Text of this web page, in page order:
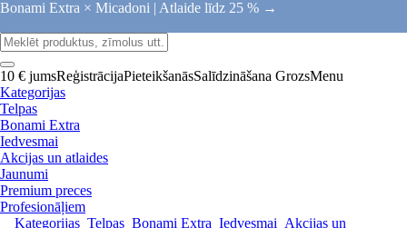
Bonami Extra × Micadoni | Atlaide līdz 25 % →
10 € jumsReģistrācijaPieteikšanāsSalīdzināšana GrozsMenu
Kategorijas
Telpas
Bonami Extra
Iedvesmai
Akcijas un atlaides
Jaunumi
Premium preces
Profesionāļiem
Kategorijas Telpas Bonami Extra Iedvesmai Akcijas un